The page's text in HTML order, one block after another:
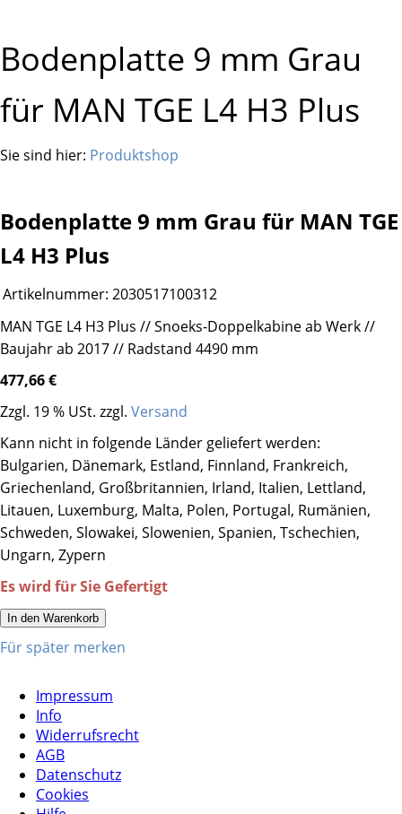
Bodenplatte 9 mm Grau
für MAN TGE L4 H3 Plus
Sie sind hier: Produktshop
Bodenplatte 9 mm Grau für MAN TGE
L4 H3 Plus
Artikelnummer: 2030517100312
MAN TGE L4 H3 Plus // Snoeks-Doppelkabine ab Werk //
Baujahr ab 2017 // Radstand 4490 mm
477,66 €
Zzgl. 19 % USt. zzgl. Versand
Kann nicht in folgende Länder geliefert werden:
Bulgarien, Dänemark, Estland, Finnland, Frankreich,
Griechenland, Großbritannien, Irland, Italien, Lettland,
Litauen, Luxemburg, Malta, Polen, Portugal, Rumänien,
Schweden, Slowakei, Slowenien, Spanien, Tschechien,
Ungarn, Zypern
Es wird für Sie Gefertigt
In den Warenkorb
Für später merken
Impressum
Info
Widerrufsrecht
AGB
Datenschutz
Cookies